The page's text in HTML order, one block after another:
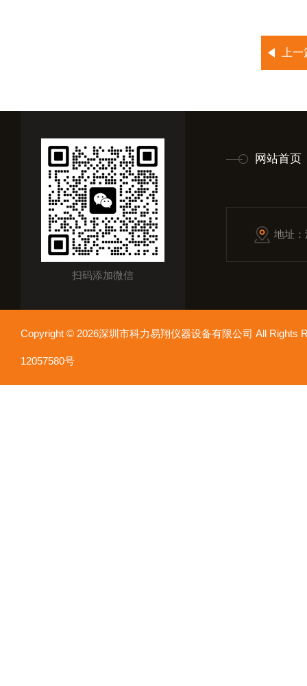
上
扫码添加微信
网站首页
地址
Copyright © 2026深圳市科力易翔仪器设备有限公司 All
12057580号